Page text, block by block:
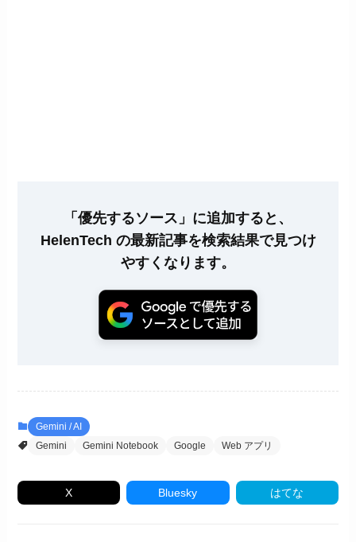
「優先するソース」に追加すると、
HelenTech の最新記事を検索結果で見つけ
やすくなります。
Gemini / AI
Gemini
Gemini Notebook Google Web アプリ
X Bluesky はてな